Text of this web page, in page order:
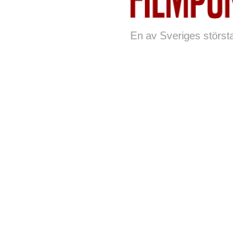
En av Sveriges